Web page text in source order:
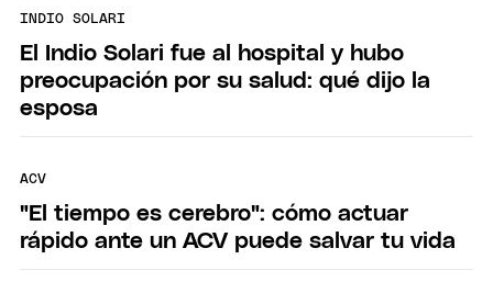
INDIO SOLARI
El Indio Solari fue al hospital y hubo
preocupación por su salud: qué dijo la
esposa
ACV
"El tiempo es cerebro": cómo actuar
rápido ante un ACV puede salvar tu vida